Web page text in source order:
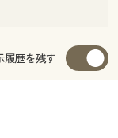
履歴を残す